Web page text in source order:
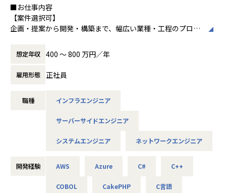
-- 大手コンサル会社 社内システム運用 --
使用スキル：VBA・Windows
-- 大手メーカーの国内拠点をつなぐ社内ネットワークの運
主な業務：拠点増設に伴う設定変更、障害一次切り分け
担当工程：運用・保守（希望により構築へステップアップ）
-- 官公庁システムを支えるネットワークの設計・構築支援 --
使用機器：Cisco、Palo Alto、A10 等
-- リモートワークを支えるVPN/セキュリティ基盤の運用 --
です。
＜各種認定・認証＞
2026年1月1日）
5290）
門）認定
2025/10/01～2027/09/30）
■お仕事内容
【案件選択可】
企画・提案から開発・構築まで、幅広い業種・工程のプロジ
■会社説明／募集背景
株式会社アルテニアは、ITの力を通じて関わる人々の未来を
より豊かにすることを 目標に2018年に誕生しました。
それは技術力だけではなく、人を大切にすること、より豊か
社会やお客様だけでなくパートナーや社員も幸せでいるこ
これがアルテニアの企業理念の根幹となります。
この度、事業の拡大に伴って新たなメンバーを募集しており
技術力だけでなく、人を思いやる姿勢を大切にしながら、
想定年収 400 〜 800 万円／年
雇用形態 正社員
職種 インフラエンジニア
サーバーサイドエンジニア
システムエンジニア ネットワークエンジニア
開発経験 AWS Azure C# C++
COBOL CakePHP C言語